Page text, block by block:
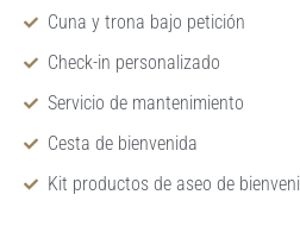
Cuna y trona bajo petición
Check-in personalizado
Servicio de mantenimiento
Cesta de bienvenida
Kit productos de aseo de